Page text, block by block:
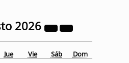
2026
Jue Vie Sáb Dom